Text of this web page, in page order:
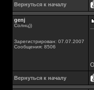
Вернуться к началу
genj
Солнц))
Зарегистрирован: 07.07.2007
Сообщения: 8506
Вернуться к началу